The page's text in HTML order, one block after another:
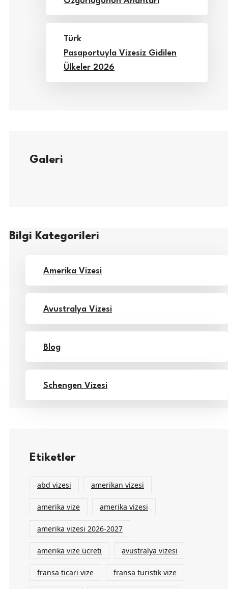
Türk
Pasaportuyla Vizesiz Gidilen
Ülkeler 2026
Galeri
Bilgi Kategorileri
Amerika Vizesi
Avustralya Vizesi
Blog
Schengen Vizesi
Etiketler
abd vizesi amerikan vizesi
amerika vize amerika vizesi
amerika vizesi 2026-2027
amerika vize ücreti avustralya vizesi
fransa ticari vize fransa turistik vize